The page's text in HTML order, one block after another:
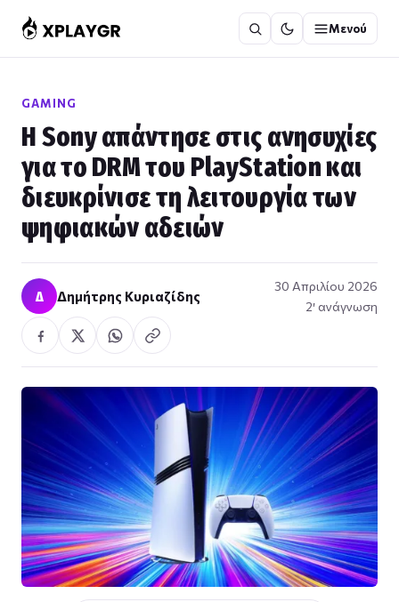
στο
περιεχόμενο
Μενού
GAMING
Η Sony απάντησε στις ανησυχίες
για το DRM του PlayStation και
διευκρίνισε τη λειτουργία των
ψηφιακών αδειών
Δ Δημήτρης Κυριαζίδης
30 Απριλίου 2026
2′ ανάγνωση